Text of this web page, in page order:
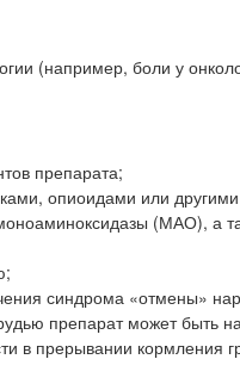
(например, боли у
препарата;
опиоидами или
(МАО), а
синдрома «отмены»
препарат может быть
в прерывании кормления